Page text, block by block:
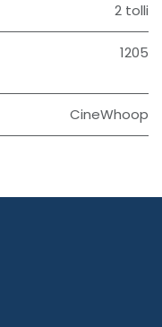
2 tolli
1205
CineWhoop